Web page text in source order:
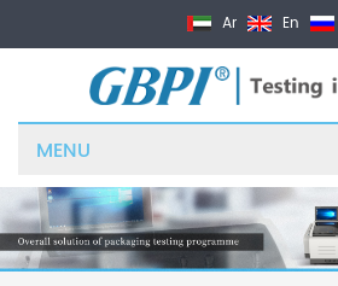
Ar En
MENU